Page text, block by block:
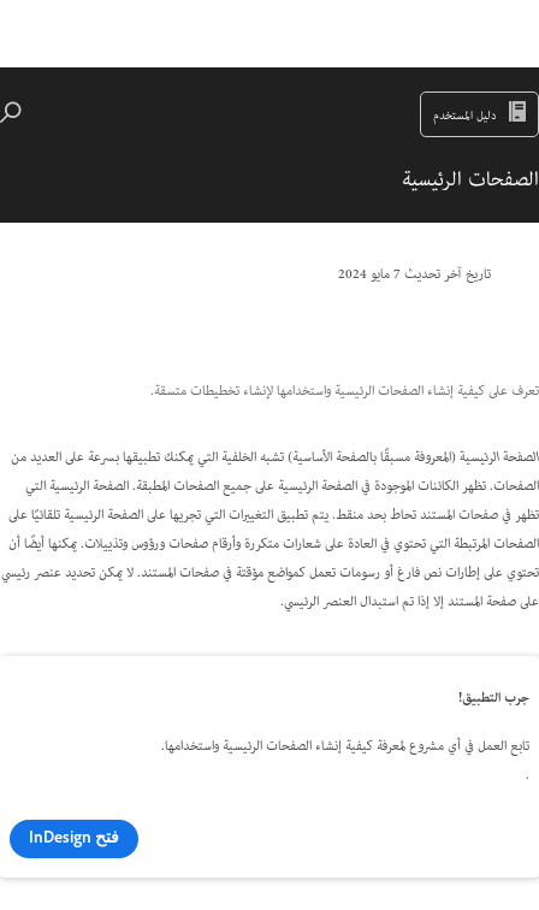
دليل المستخدم
الصفحات الرئيسية
تاريخ آخر تحديث7 مايو 2024
تعرف على كيفية إنشاء الصفحات الرئيسية واستخدامها لإنشاء تخطيطات متسقة.
الصفحة الرئيسية(المعروفة مسبقًا بالصفحة الأساسية) تشبه الخلفية التي يمكنك تطبيقها بسرعة على العديد من
الصفحات. تظهر الكائنات الموجودة في الصفحة الرئيسية على جميع الصفحات المطبقة. الصفحة الرئيسية التي
تظهر في صفحات المستند تحاط بحد منقط. يتم تطبيق التغييرات التي تجريها على الصفحة الرئيسية تلقائيًا على
الصفحات المرتبطة التي تحتوي في العادة على شعارات متكررة وأرقام صفحات ورؤوس وتذييلات. يمكنها أيضًا أن
تحتوي على إطارات نص فارغ أو رسومات تعمل كمواضع مؤقتة في صفحات المستند. لا يمكن تحديد عنصر رئيسي
على صفحة المستند إلا إذا تم استبدال العنصر الرئيسي.
جرب التطبيق!
تابع العمل في أي مشروع لمعرفة كيفية إنشاء الصفحات الرئيسية واستخدامها.
.
فتح InDesign